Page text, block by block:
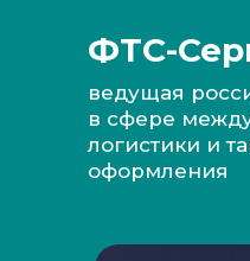
ведущая
в сфере
логистики и
оформления
ФТС-